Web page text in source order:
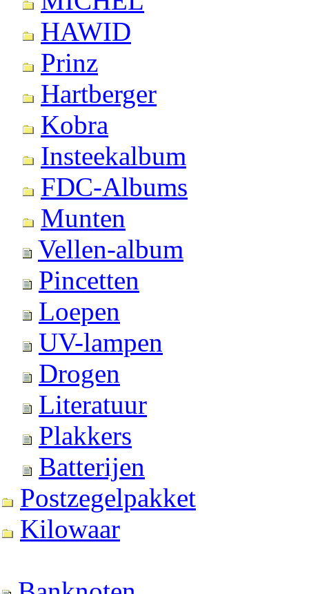
HAWID
Prinz
Hartberger
Kobra
Insteekalbum
FDC-Albums
Munten
Vellen-album
Pincetten
Loepen
UV-lampen
Drogen
Literatuur
Plakkers
Batterijen
Postzegelpakket
Kilowaar